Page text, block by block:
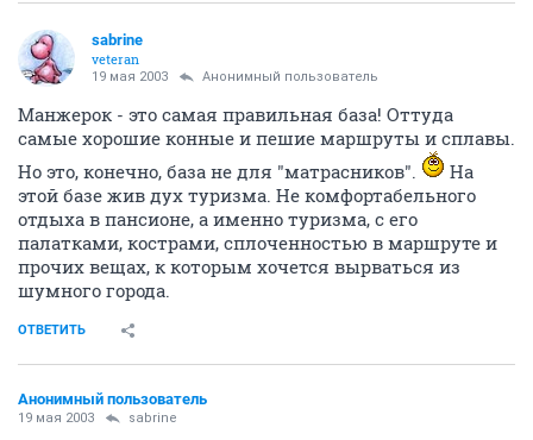
sabrine
veteran
19 мая 2003 Анонимный пользователь
Манжерок - это самая правильная база! Оттуда
самые хорошие конные и пешие маршруты и сплавы.
Но это, конечно, база не для "матрасников".
На
этой базе жив дух туризма. Не комфортабельного
отдыха в пансионе, а именно туризма, с его
палатками, кострами, сплоченностью в маршруте и
прочих вещах, к которым хочется вырваться из
шумного города.
ОТВЕТИТЬ
Анонимный пользователь
19 мая 2003 sabrine